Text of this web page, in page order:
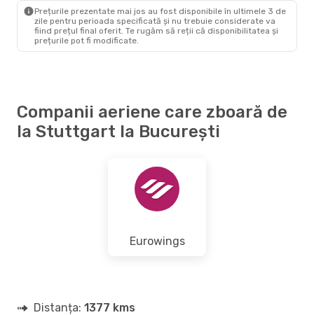
Prețurile prezentate mai jos au fost disponibile în ultimele 3 de
zile pentru perioada specificată și nu trebuie considerate va
fiind prețul final oferit. Te rugăm să reții că disponibilitatea și
prețurile pot fi modificate.
Companii aeriene care zboară de
la Stuttgart la București
Eurowings
Distanța: 1377 kms